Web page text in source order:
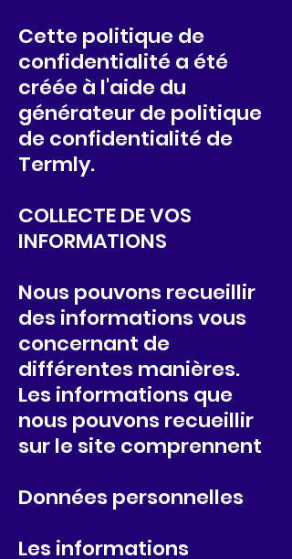
Cette politique de
confidentialité a été
créée à l'aide du
générateur de politique
de confidentialité de
Termly.
COLLECTE DE VOS
INFORMATIONS
Nous pouvons recueillir
des informations vous
concernant de
différentes manières.
Les informations que
nous pouvons recueillir
sur le site comprennent
Données personnelles
Les informations